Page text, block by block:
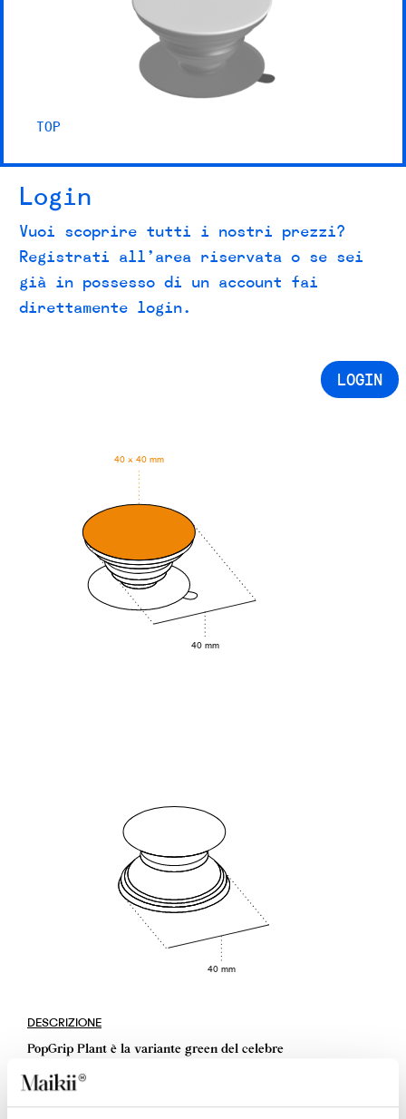
TOP
Login
Vuoi scoprire tutti i nostri prezzi?
Registrati all’area riservata o se sei
già in possesso di un account fai
direttamente login.
LOGIN
40 × 40 mm
40 mm
40 mm
DESCRIZIONE
PopGrip Plant è la variante green del celebre
personalizzabile con logo aziendale per uso